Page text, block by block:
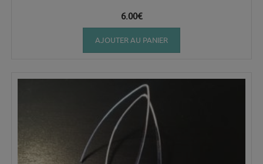
6.00€
AJOUTER AU PANIER